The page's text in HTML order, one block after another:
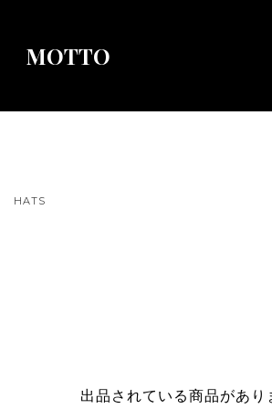
MOTTO
HATS
出品されている商品があり